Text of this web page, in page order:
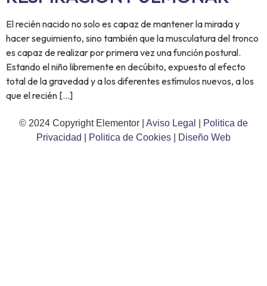
El recién nacido no solo es capaz de mantener la mirada y
hacer seguimiento, sino también que la musculatura del tronco
es capaz de realizar por primera vez una función postural.
Estando el niño libremente en decúbito, expuesto al efecto
total de la gravedad y a los diferentes estímulos nuevos, a los
que el recién […]
© 2024 Copyright Elementor | Aviso Legal
Politica de
Privacidad
Politica de Cookies Diseño Web